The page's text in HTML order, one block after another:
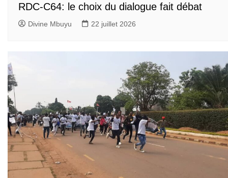
RDC-C64: le choix du dialogue fait débat
Divine Mbuyu 22 juillet 2026